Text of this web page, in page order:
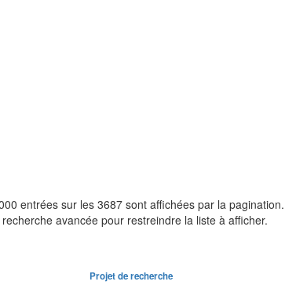
entrées sur les 3687 sont affichées par la pagination.
avancée pour restreindre la liste à afficher.
Projet de recherche